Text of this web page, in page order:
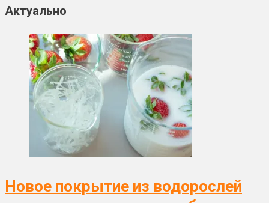
Актуально
Новое покрытие из водорослей